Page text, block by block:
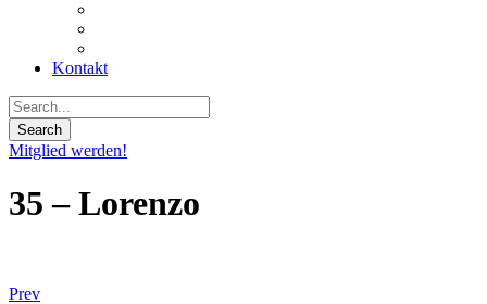
Kontakt
Mitglied werden!
35 – Lorenzo
Prev